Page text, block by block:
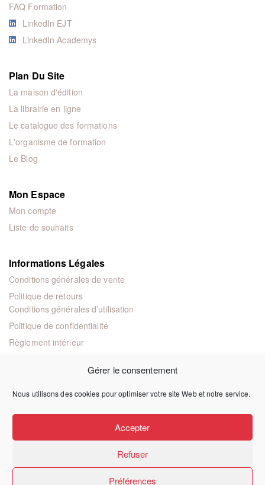
Gérer le consentement
Nous utilisons des cookies pour optimiser votre site Web et notre service.
Accepter
Refuser
Préférences
FAQ Formation
LinkedIn EJT
LinkedIn Academys
Plan Du Site
La maison d'édition
La librairie en ligne
Le catalogue des formations
L'organisme de formation
Le Blog
Mon Espace
Mon compte
Liste de souhaits
Informations Légales
Conditions générales de vente
Politique de retours
Conditions générales d’utilisation
Politique de confidentialité
Règlement intérieur
© 2024 Éditions juridiques et techniques